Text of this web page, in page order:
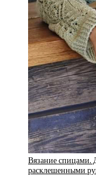
Вязание спицами.
расклешенными